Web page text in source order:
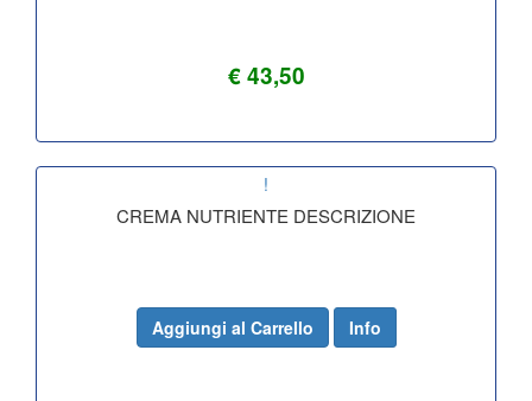
€ 43,50
!
CREMA NUTRIENTE DESCRIZIONE
Aggiungi al Carrello Info